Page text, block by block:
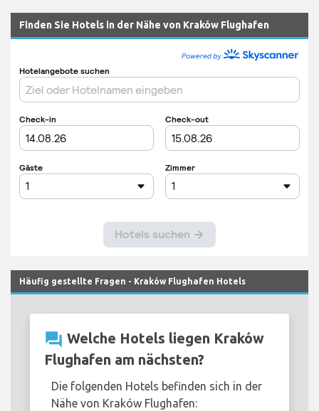
Finden Sie Hotels in der Nähe von Kraków Flughafen
Häufig gestellte Fragen - Kraków Flughafen Hotels
question_answer Welche Hotels liegen Kraków
Flughafen am nächsten?
Die folgenden Hotels befinden sich in der
Nähe von Kraków Flughafen: